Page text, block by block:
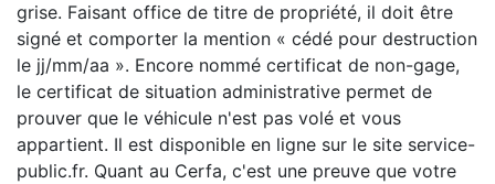
grise. Faisant office de titre de propriété, il doit être
signé et comporter la mention « cédé pour destruction
le jj/mm/aa ». Encore nommé certificat de non-gage,
le certificat de situation administrative permet de
prouver que le véhicule n'est pas volé et vous
appartient. Il est disponible en ligne sur le site service-
public.fr. Quant au Cerfa, c'est une preuve que votre